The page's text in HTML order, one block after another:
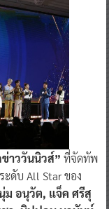
าววันนิวส์” ที่จัดทัพ
ดับ All Star ของ
ม อนุวัต, แจ็ค ศรีสุ